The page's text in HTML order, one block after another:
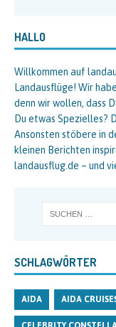
HALLO
Willkommen auf
Landausflüge! Wir
denn wir wollen, dass
Du etwas Spezielles?
Ansonsten stöbere in
kleinen Berichten
landausflug.de – und
SCHLAGWÖRTER
AIDA AIDA